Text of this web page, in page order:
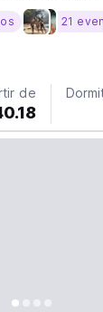
será exigido
do depósito
21
de